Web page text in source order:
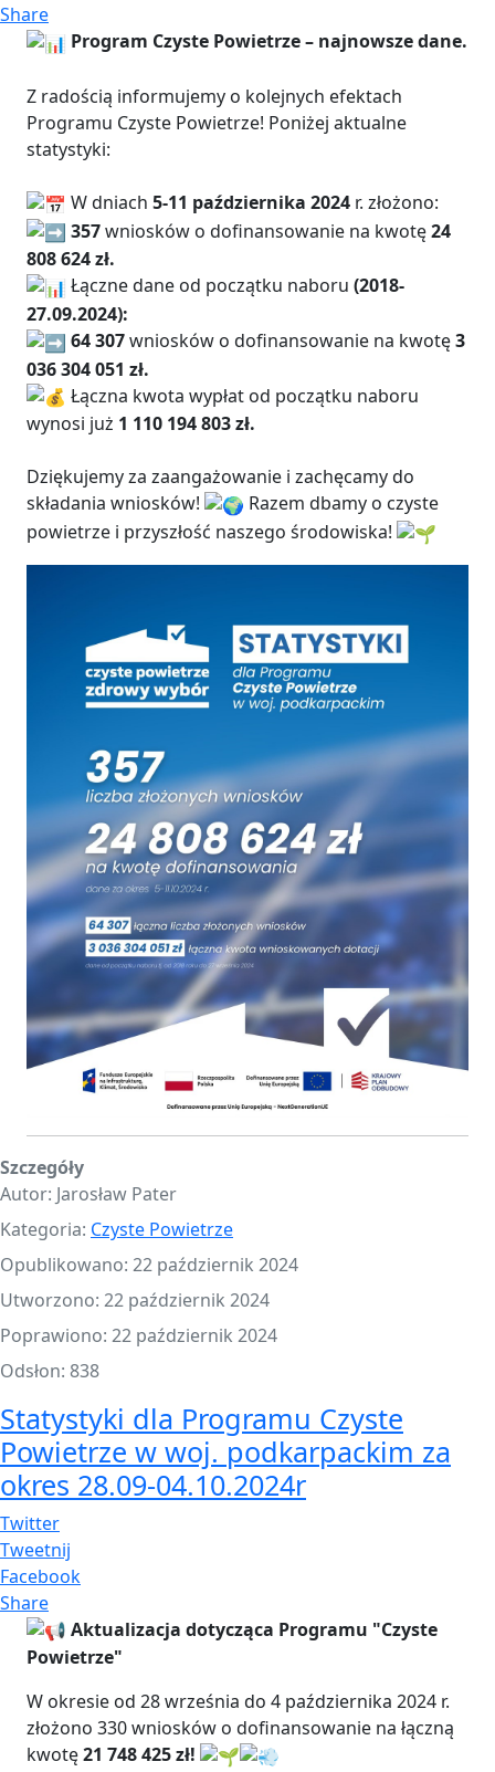
Share
Program Czyste Powietrze – najnowsze dane.
Z radością informujemy o kolejnych efektach
Programu Czyste Powietrze! Poniżej aktualne
statystyki:
W dniach 5-11 października 2024 r. złożono:
357wniosków o dofinansowanie na kwotę24
808 624 zł.
Łączne dane od początku naboru (2018-
27.09.2024):
64 307wniosków o dofinansowanie na kwotę3
036 304 051 zł.
Łączna kwota wypłat od początku naboru
wynosi już 1 110 194 803 zł.
Dziękujemy za zaangażowanie i zachęcamy do
składania wniosków!
Razem dbamy o czyste
powietrze i przyszłość naszego środowiska!
Szczegóły
Autor: Jarosław Pater
Kategoria: Czyste Powietrze
Opublikowano: 22 październik 2024
Utworzono: 22 październik 2024
Poprawiono: 22 październik 2024
Odsłon: 838
Statystyki dla Programu Czyste
Powietrze w woj. podkarpackim za
okres 28.09-04.10.2024r
Twitter
Tweetnij
Facebook
Share
Aktualizacja dotycząca Programu "Czyste
Powietrze"
W okresie od 28 września do 4 października 2024 r.
złożono 330 wniosków o dofinansowanie na łączną
kwotę21 748 425 zł!